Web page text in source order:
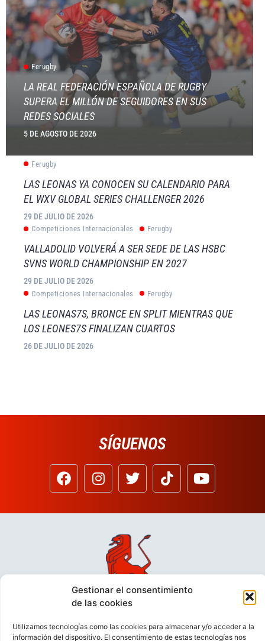
Gestionar el consentimiento
de las cookies
Utilizamos tecnologías como las cookies para almacenar y/o acceder a la
información del dispositivo. El consentimiento de estas tecnologías nos
Ferugby
LA REAL FEDERACIÓN ESPAÑOLA DE RUGBY
SUPERA EL MILLÓN DE SEGUIDORES EN SUS
REDES SOCIALES
5 DE AGOSTO DE 2026
Ferugby
LAS LEONAS YA CONOCEN SU CALENDARIO PARA
EL WXV GLOBAL SERIES CHALLENGER 2026
29 DE JULIO DE 2026
Competiciones Internacionales Ferugby
VALLADOLID VOLVERÁ A SER SEDE DE LAS HSBC
SVNS WORLD CHAMPIONSHIP EN 2027
29 DE JULIO DE 2026
Competiciones Internacionales Ferugby
LAS LEONAS7S, BRONCE EN SPLIT MIENTRAS QUE
LOS LEONES7S FINALIZAN CUARTOS
26 DE JULIO DE 2026
SÍGUENOS